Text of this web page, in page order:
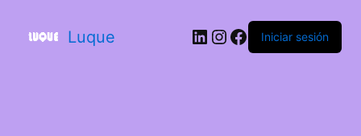
Luque Iniciar sesión